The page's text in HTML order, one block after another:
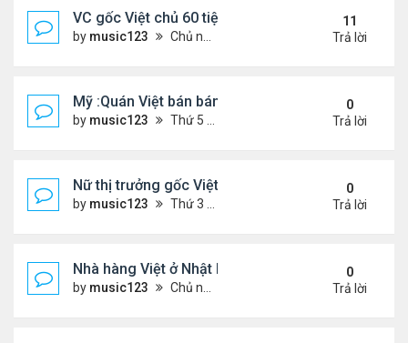
VC gốc Việt chủ 60 tiệm nail trốn thuế $32 triệu
by music123 Chủ nhật Tháng 6 07, 2026 9:21 am
11
Trả lời
Mỹ :Quán Việt bán bánh mì chảo, cà phê mắm
by music123 Thứ 5 Tháng 6 11, 2026 7:57 pm
0
Trả lời
Nữ thị trưởng gốc Việt đầu tiên ở Mỹ tái đắc cử
by music123 Thứ 3 Tháng 6 09, 2026 6:23 pm
0
Trả lời
Nhà hàng Việt ở Nhật bốc cháy dữ dội
by music123 Chủ nhật Tháng 6 07, 2026 9:04 am
0
Trả lời